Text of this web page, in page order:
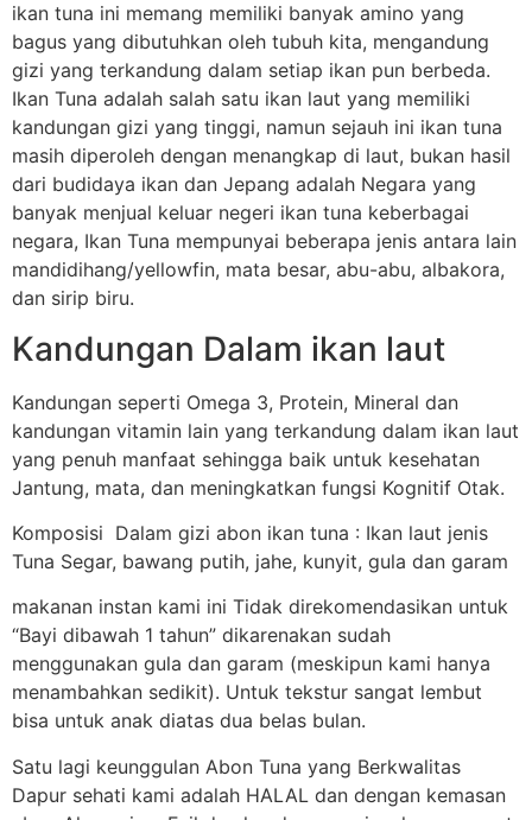
ikan tuna ini memang memiliki banyak amino yang
bagus yang dibutuhkan oleh tubuh kita, mengandung
gizi yang terkandung dalam setiap ikan pun berbeda.
Ikan Tuna adalah salah satu ikan laut yang memiliki
kandungan gizi yang tinggi, namun sejauh ini ikan tuna
masih diperoleh dengan menangkap di laut, bukan hasil
dari budidaya ikan dan Jepang adalah Negara yang
banyak menjual keluar negeri ikan tuna keberbagai
negara, Ikan Tuna mempunyai beberapa jenis antara lain
mandidihang/yellowfin, mata besar, abu-abu, albakora,
dan sirip biru.
Kandungan Dalam ikan laut
Kandungan seperti Omega 3, Protein, Mineral dan
kandungan vitamin lain yang terkandung dalam ikan laut
yang penuh manfaat sehingga baik untuk kesehatan
Jantung, mata, dan meningkatkan fungsi Kognitif Otak.
Komposisi Dalam gizi abon ikan tuna : Ikan laut jenis
Tuna Segar, bawang putih, jahe, kunyit, gula dan garam
makanan instan kami ini Tidak direkomendasikan untuk
“Bayi dibawah 1 tahun” dikarenakan sudah
menggunakan gula dan garam (meskipun kami hanya
menambahkan sedikit). Untuk tekstur sangat lembut
bisa untuk anak diatas dua belas bulan.
Satu lagi keunggulan Abon Tuna yang Berkwalitas
Dapur sehati kami adalah HALAL dan dengan kemasan